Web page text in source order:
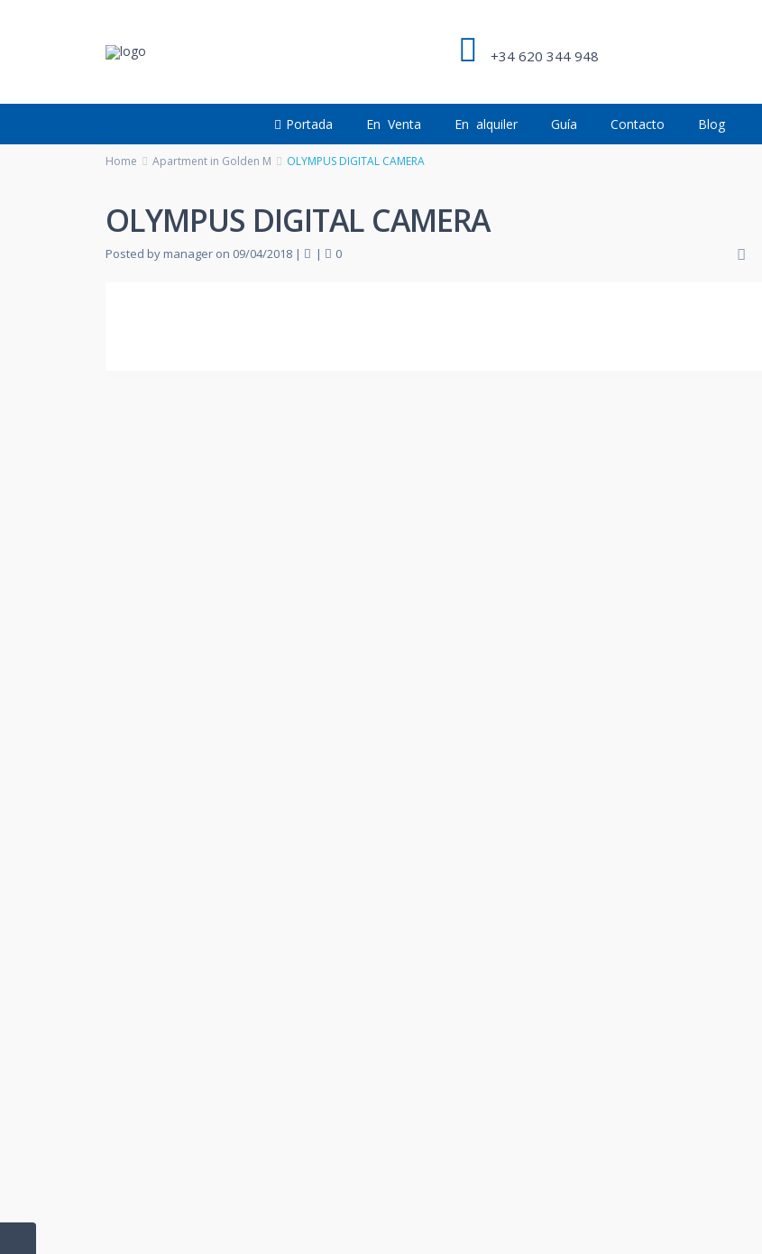
+34 620 344 948
Portada En Venta En alquiler Guía Contacto Blog
Home Apartment in Golden M OLYMPUS DIGITAL CAMERA
OLYMPUS DIGITAL CAMERA
Posted by manager on 09/04/2018 | | 0